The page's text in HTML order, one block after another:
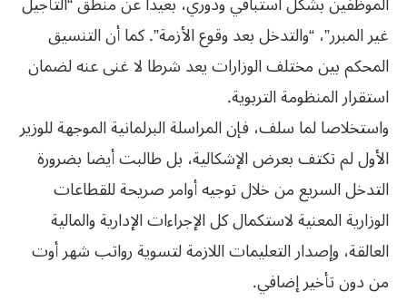
غير المبرر”، “والتدخل بعد وقوع الأزمة”. كما أن التنسيق
المحكم بين مختلف الوزارات يعد شرطا لا غنى عنه لضمان
استقرار المنظومة التربوية.
واستخلاصا لما سلف، فإن المراسلة البرلمانية الموجهة للوزير
الأول لم تكتف بعرض الإشكالية، بل طالبت أيضا بضرورة
التدخل السريع من خلال توجيه أوامر صريحة للقطاعات
الوزارية المعنية لاستكمال كل الإجراءات الإدارية والمالية
العالقة، وإصدار التعليمات اللازمة لتسوية رواتب شهر أوت
من دون تأخير إضافي.